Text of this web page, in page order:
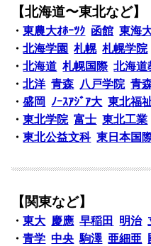
【北海道〜東北など】
・東農大ｵﾎｰﾂｸ 函館 東海
・北海学園 札幌 札幌学院
・北海道 札幌国際 北海道
・北洋 青森 八戸学院 青
・盛岡 ﾉｰｽｱｼﾞｱ大 東北福
・東北学院 富士 東北工業
・東北公益文科 東日本国
【関東など】
・東大 慶應 早稲田 明治
・青学 中央 駒澤 亜細亜